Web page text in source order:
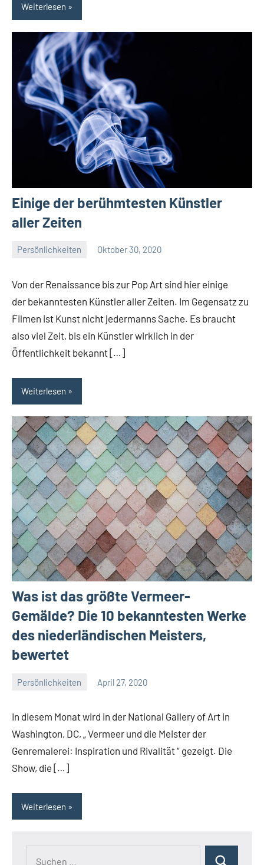
Weiterlesen
Einige der berühmtesten Künstler
aller Zeiten
Persönlichkeiten Oktober 30, 2020
Von der Renaissance bis zur Pop Art sind hier einige
der bekanntesten Künstler aller Zeiten. Im Gegensatz zu
Filmen ist Kunst nicht jedermanns Sache. Es braucht
also viel Zeit, bis ein Künstler wirklich in der
Öffentlichkeit bekannt […]
Weiterlesen
Was ist das größte Vermeer-
Gemälde? Die 10 bekanntesten Werke
des niederländischen Meisters,
bewertet
Persönlichkeiten April 27, 2020
In diesem Monat wird in der National Gallery of Art in
Washington, DC, „ Vermeer und die Meister der
Genremalerei: Inspiration und Rivalität “ gezeigt. Die
Show, die […]
Weiterlesen